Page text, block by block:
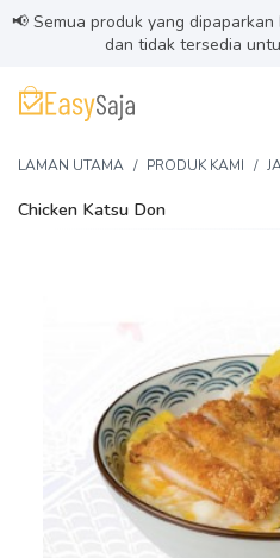
📢 Semua produk yang
dan tidak tersedia
LAMAN UTAMA PRODUK KAMI
Chicken Katsu Don